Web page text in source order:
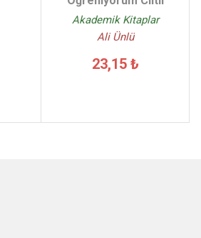
Akademik Kitaplar
Ali Ünlü
23,15 ₺